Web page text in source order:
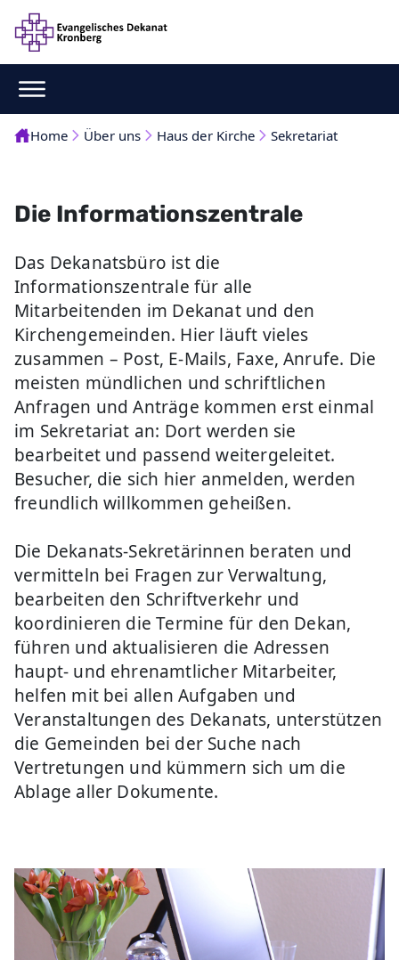
Home Über uns Haus der Kirche Sekretariat
Die Informationszentrale
Das Dekanatsbüro ist die
Informationszentrale für alle
Mitarbeitenden im Dekanat und den
Kirchengemeinden. Hier läuft vieles
zusammen – Post, E-Mails, Faxe, Anrufe. Die
meisten mündlichen und schriftlichen
Anfragen und Anträge kommen erst einmal
im Sekretariat an: Dort werden sie
bearbeitet und passend weitergeleitet.
Besucher, die sich hier anmelden, werden
freundlich willkommen geheißen.
Die Dekanats-Sekretärinnen beraten und
vermitteln bei Fragen zur Verwaltung,
bearbeiten den Schriftverkehr und
koordinieren die Termine für den Dekan,
führen und aktualisieren die Adressen
haupt- und ehrenamtlicher Mitarbeiter,
helfen mit bei allen Aufgaben und
Veranstaltungen des Dekanats, unterstützen
die Gemeinden bei der Suche nach
Vertretungen und kümmern sich um die
Ablage aller Dokumente.